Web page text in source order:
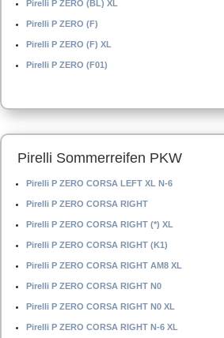
Pirelli P ZERO (BL) XL
Pirelli P ZERO (F)
Pirelli P ZERO (F) XL
Pirelli P ZERO (F01)
Pirelli Sommerreifen PKW
Pirelli P ZERO CORSA LEFT XL N-6
Pirelli P ZERO CORSA RIGHT
Pirelli P ZERO CORSA RIGHT (*) XL
Pirelli P ZERO CORSA RIGHT (K1)
Pirelli P ZERO CORSA RIGHT AM8 XL
Pirelli P ZERO CORSA RIGHT N0
Pirelli P ZERO CORSA RIGHT N0 XL
Pirelli P ZERO CORSA RIGHT N-6 XL